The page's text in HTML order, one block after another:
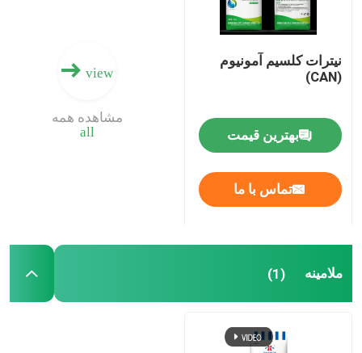
نیترات کلسیم آمونیوم
(CAN)
بهترین قیمت
تماس با ما
view
all
مشاهده همه
ملامینه (1)